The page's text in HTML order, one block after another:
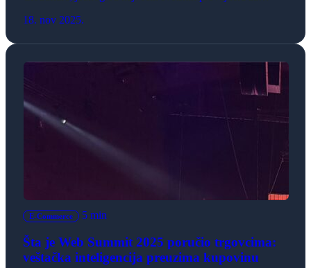
nešto pre 13 časova po našem vremenu, a korisnici iz
18. nov 2025.
E-Commerce 5 min
Šta je Web Summit 2025 poručio trgovcima:
veštačka inteligencija preuzima kupovinu